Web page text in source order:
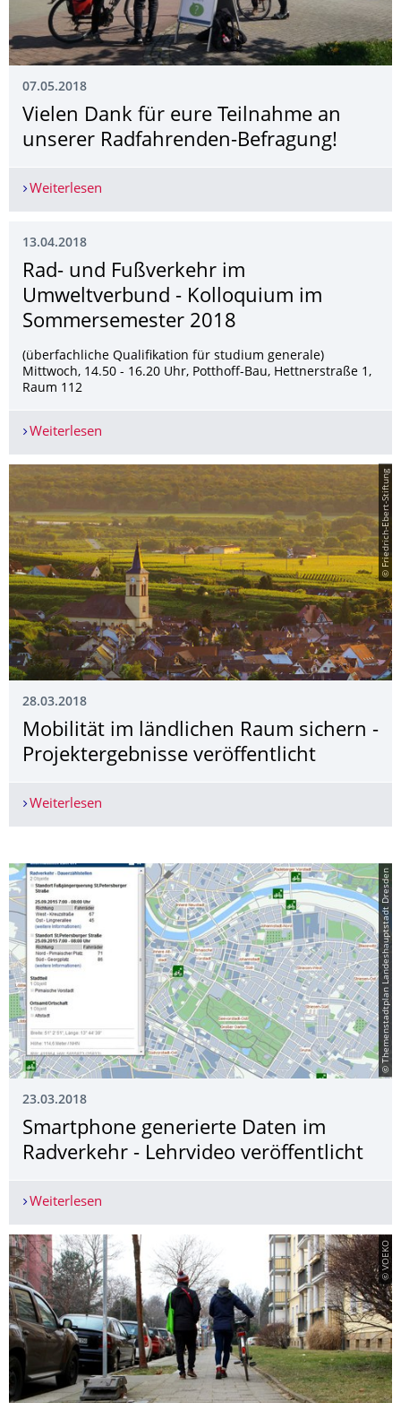
07.05.2018
Vielen Dank für eure Teilnahme an
unserer Radfahrenden-Befragung!
Weiterlesen
13.04.2018
Rad- und Fußverkehr im
Umweltverbund - Kolloquium im
Sommersemester 2018
(überfachliche Qualifikation für studium generale)
Mittwoch, 14.50 - 16.20 Uhr, Potthoff-Bau, Hettnerstraße 1,
Raum 112
Weiterlesen
© Friedrich-Ebert-Stiftung
28.03.2018
Mobilität im ländlichen Raum sichern -
Projektergebnisse veröffentlicht
Weiterlesen
© Themenstadtplan Landeshauptstadt Dresden
23.03.2018
Smartphone generierte Daten im
Radverkehr - Lehrvideo ­veröffentlicht
Weiterlesen
© VOEKO